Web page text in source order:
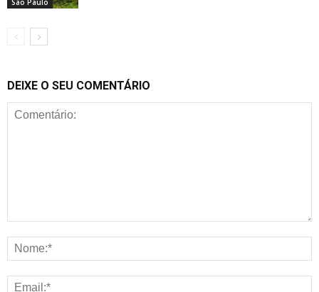
São Paulo
DEIXE O SEU COMENTÁRIO